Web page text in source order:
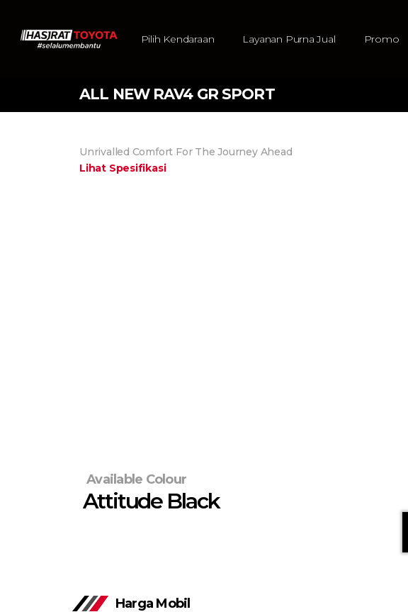
Pilih Kendaraan Layanan Purna Jual Promo
ALL NEW RAV4 GR SPORT
Unrivalled Comfort For The Journey Ahead
Lihat Spesifikasi
Available Colour
Attitude Black
Harga Mobil